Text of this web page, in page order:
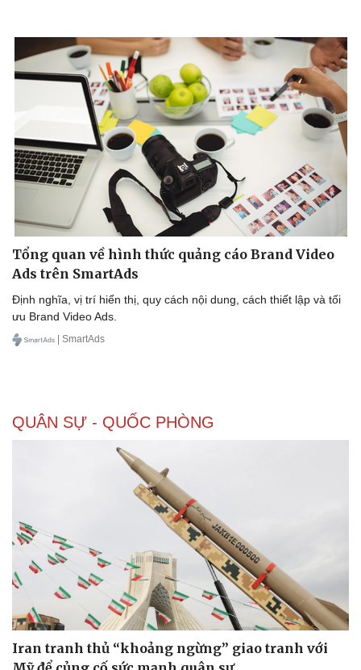
Sức khỏe
Đời sống
Tổng quan về hình thức quảng cáo Brand Video
Ads trên SmartAds
Định nghĩa, vị trí hiển thị, quy cách nội dung, cách thiết lập và tối
ưu Brand Video Ads.
| SmartAds
QUÂN SỰ - QUỐC PHÒNG
Iran tranh thủ “khoảng ngừng” giao tranh với